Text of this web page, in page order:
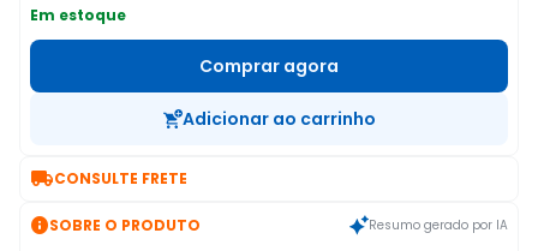
Em estoque
Comprar agora
Adicionar ao carrinho
CONSULTE FRETE
SOBRE O PRODUTO Resumo gerado por IA